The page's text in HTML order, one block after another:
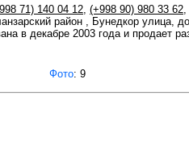
71) 140 04 12, (+998 90) 980 33 62,
район , Бунедкор улица,
декабре 2003 года и продает
Фото: 9